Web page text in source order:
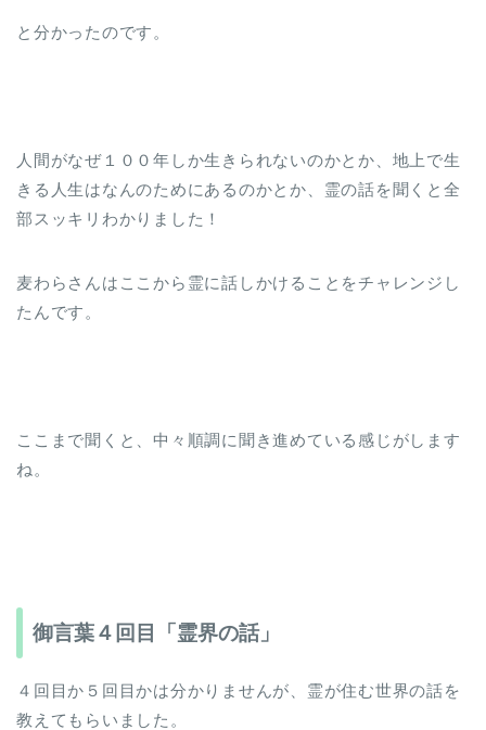
と分かったのです。
人間がなぜ１００年しか生きられないのかとか、地上で生
きる人生はなんのためにあるのかとか、霊の話を聞くと全
部スッキリわかりました！
麦わらさんはここから霊に話しかけることをチャレンジし
たんです。
ここまで聞くと、中々順調に聞き進めている感じがします
ね。
御言葉４回目「霊界の話」
４回目か５回目かは分かりませんが、霊が住む世界の話を
教えてもらいました。